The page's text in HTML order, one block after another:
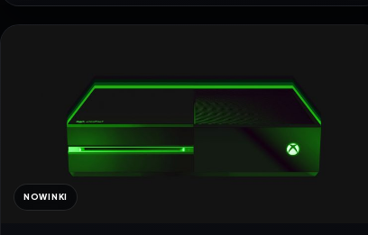
NOWINKI